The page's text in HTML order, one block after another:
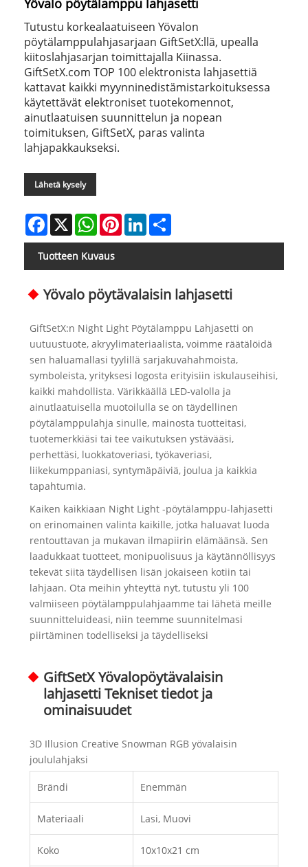
Yövalo pöytälamppu lahjasetti
Tutustu korkealaatuiseen Yövalon
pöytälamppulahjasarjaan GiftSetX:llä, upealla
kiitoslahjasarjan toimittajalla Kiinassa.
GiftSetX.com TOP 100 elektronista lahjasettiä
kattavat kaikki myynninedistämistarkoituksessa
käytettävät elektroniset tuotekomennot,
ainutlaatuisen suunnittelun ja nopean
toimituksen, GiftSetX, paras valinta
lahjapakkaukseksi.
Lähetä kysely
Facebook
X WhatsAppPinterestLinkedIn
Tuotteen Kuvaus
Yövalo pöytävalaisin lahjasetti
GiftSetX:n Night Light Pöytälamppu Lahjasetti on
uutuustuote, akryylimateriaalista, voimme räätälöidä
sen haluamallasi tyylillä sarjakuvahahmoista,
symboleista, yrityksesi logosta erityisiin iskulauseihisi,
kaikki mahdollista. Värikkäällä LED-valolla ja
ainutlaatuisella muotoilulla se on täydellinen
pöytälamppulahja sinulle, mainosta tuotteitasi,
tuotemerkkiäsi tai tee vaikutuksen ystävääsi,
perhettäsi, luokkatoveriasi, työkaveriasi,
liikekumppaniasi, syntymäpäiviä, joulua ja kaikkia
tapahtumia.
Kaiken kaikkiaan Night Light -pöytälamppu-lahjasetti
on erinomainen valinta kaikille, jotka haluavat luoda
rentouttavan ja mukavan ilmapiirin elämäänsä. Sen
laadukkaat tuotteet, monipuolisuus ja käytännöllisyys
tekevät siitä täydellisen lisän jokaiseen kotiin tai
lahjaan. Ota meihin yhteyttä nyt, tutustu yli 100
valmiiseen pöytälamppulahjaamme tai lähetä meille
suunnitteluideasi, niin teemme suunnitelmasi
piirtäminen todelliseksi ja täydelliseksi
GiftSetX Yövalopöytävalaisin
lahjasetti Tekniset tiedot ja
ominaisuudet
3D Illusion Creative Snowman RGB yövalaisin
joululahjaksi
Brändi Enemmän
Materiaali Lasi, Muovi
Koko 10x10x21 cm